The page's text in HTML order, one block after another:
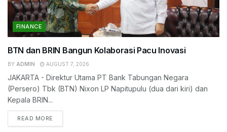
FINANCE
BTN dan BRIN Bangun Kolaborasi Pacu Inovasi
BY ADMIN AUGUST 7, 2026
JAKARTA - Direktur Utama PT Bank Tabungan Negara
(Persero) Tbk (BTN) Nixon LP Napitupulu (dua dari kiri) dan
Kepala BRIN...
READ MORE